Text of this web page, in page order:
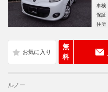
車検
保証
住所
無
料
ルノー